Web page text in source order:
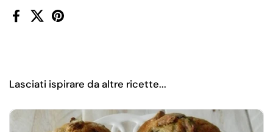
FacebookX (Twitter)Pinterest
Lasciati ispirare da altre ricette...